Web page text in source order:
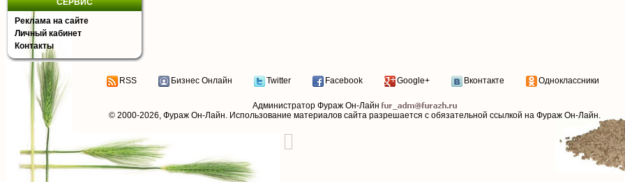
СЕРВИС
Реклама на сайте
Личный кабинет
Контакты
RSS Бизнес Онлайн Twitter Facebook Google+ Вконтакте Одноклассники
Администратор Фураж Он-Лайн
© 2000-2026, Фураж Он-Лайн. Использование материалов сайта разрешается с обязательной ссылкой на Фураж Он-Лайн.